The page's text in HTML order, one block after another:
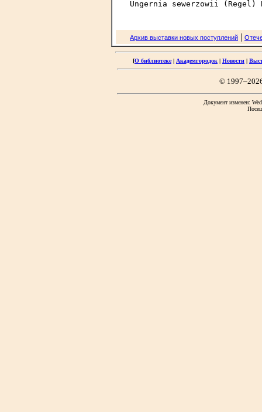
Архив выставки новых поступлений |
[О библиотеке| Академгородок | Новости |
©
Документ изменен: